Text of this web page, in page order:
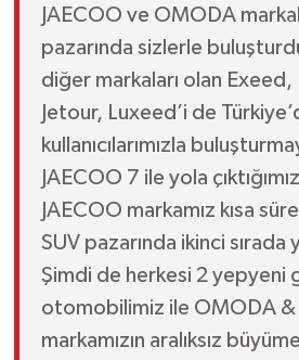
JAECOO ve OMODA
pazarında sizlerle
diğer markaları olan Exeed,
Jetour, Luxeed’i de
kullanıcılarımızla
JAECOO 7 ile yola
JAECOO markamız kısa
SUV pazarında ikinci sırada
Şimdi de herkesi 2 yepyeni
otomobilimiz ile OMODA &
markamızın aralıksız